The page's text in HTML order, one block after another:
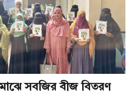
সবজির বীজ বিতরণ